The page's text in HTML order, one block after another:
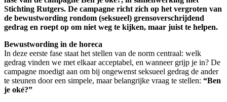
Stichting Rutgers. De campagne richt zich op het vergroten van
de bewustwording rondom (seksueel) grensoverschrijdend
gedrag en roept op om niet weg te kijken, maar juist te helpen.
Bewustwording in de horeca
In deze eerste fase staat het stellen van de norm centraal: welk
gedrag vinden we met elkaar acceptabel, en wanneer grijp je in? De
campagne moedigt aan om bij ongewenst seksueel gedrag de ander
te steunen door een simpele, maar belangrijke vraag te stellen: “Ben
je oké?”